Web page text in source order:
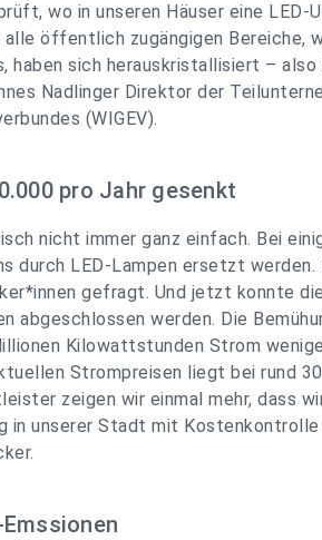
wo in unseren Häuser eine LED-
öffentlich zugängigen Bereiche,
sich herauskristallisiert – also
Nadlinger Direktor der
(WIGEV).
pro Jahr gesenkt
nicht immer ganz einfach. Bei
durch LED-Lampen ersetzt
gefragt. Und jetzt konnte
abgeschlossen werden. Die
Kilowattstunden Strom
Strompreisen liegt bei rund
zeigen wir einmal mehr, dass
unserer Stadt mit Kostenkontrolle